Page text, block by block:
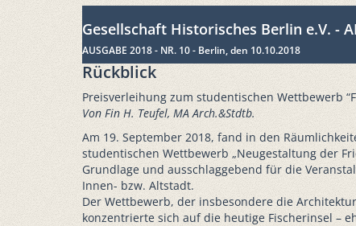
Gesellschaft Historisches Berlin e.V. -
AUSGABE 2018 - NR. 10 - Berlin, den 10.10.2018
Rückblick
Preisverleihung zum studentischen Wettbewerb
Von Fin H. Teufel, MA Arch.&Stdtb.
Am 19. September 2018, fand in den
studentischen Wettbewerb „Neugestaltung der
Grundlage und ausschlaggebend für die
Innen- bzw. Altstadt.
Der Wettbewerb, der insbesondere die
konzentrierte sich auf die heutige Fischerinsel –